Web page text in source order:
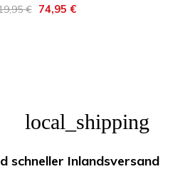
€ Preis
74,95 €
local_shipping
schneller Inlandsversand